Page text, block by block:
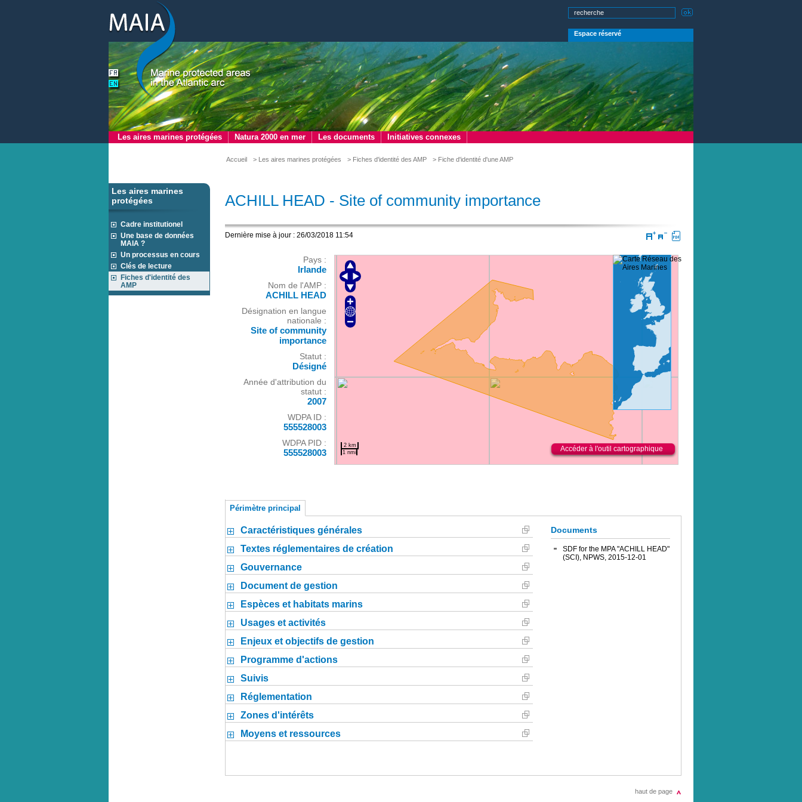
Espace réservé
Les aires marines protégées Natura 2000 en mer Les documents Initiatives connexes
Accueil > Les aires marines protégées > Fiches d'identité des AMP > Fiche d'identité d'une AMP
Les aires marines
protégées
Cadre institutionel
Une base de données
MAIA ?
Un processus en cours
Clés de lecture
Fiches d'identité des
AMP
ACHILL HEAD - Site of community importance
Dernière mise à jour : 26/03/2018 11:54
Pays :
Irlande
Nom de l'AMP :
ACHILL HEAD
Désignation en langue
nationale :
Site of community
importance
Statut :
Désigné
Année d'attribution du
statut :
2007
WDPA ID :
555528003
WDPA PID :
555528003 Accéder à l'outil cartographique
2 km
1 nmi
Périmètre principal
Caractéristiques générales
Textes réglementaires de création
Gouvernance
Document de gestion
Espèces et habitats marins
Usages et activités
Enjeux et objectifs de gestion
Programme d'actions
Suivis
Réglementation
Zones d'intérêts
Moyens et ressources
Documents
SDF for the MPA "ACHILL HEAD"
(SCI), NPWS, 2015-12-01
haut de page